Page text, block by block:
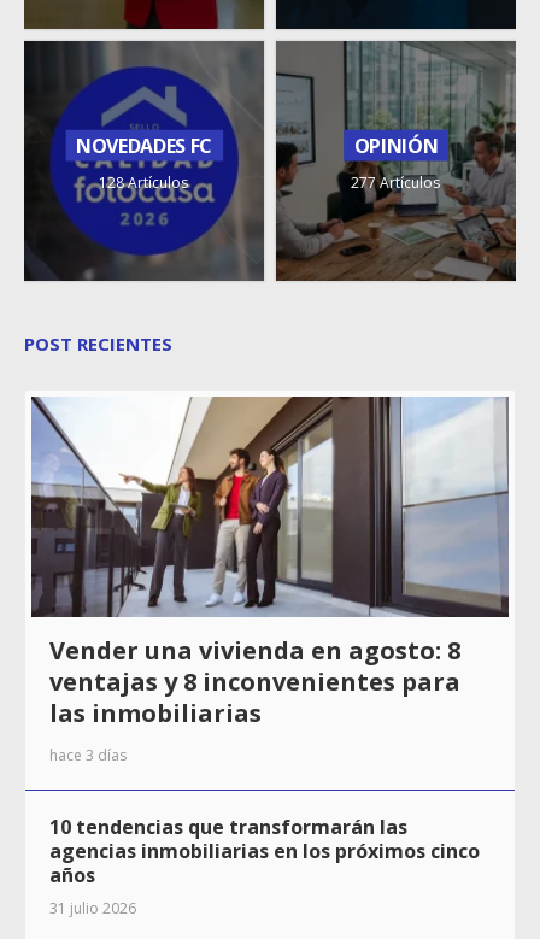
NOVEDADES FC
128 Artículos
OPINIÓN
277 Artículos
POST RECIENTES
Vender una vivienda en agosto: 8
ventajas y 8 inconvenientes para
las inmobiliarias
hace 3 días
10 tendencias que transformarán las
agencias inmobiliarias en los próximos cinco
años
31 julio 2026